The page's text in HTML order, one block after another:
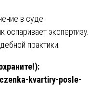
в суде.
оспаривает экспертизу.
практики.
kvartiry-posle-